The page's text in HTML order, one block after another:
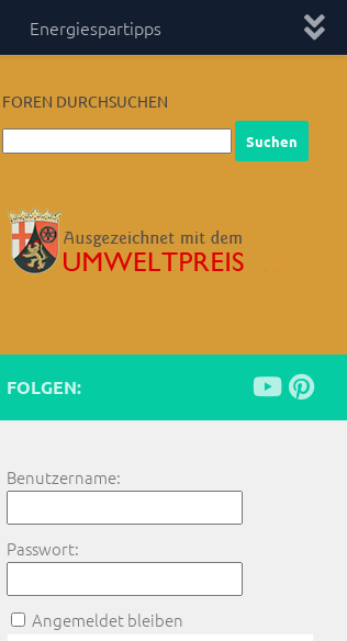
Energiespartipps
FOREN DURCHSUCHEN
FOLGEN:
Benutzername:
Passwort:
Angemeldet bleiben